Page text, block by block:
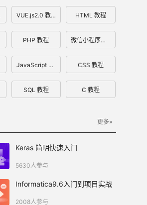
VUE.js2.0 教程 HTML 教程
PHP 教程 微信小程序开发文档
JavaScript 教程 CSS 教程
SQL 教程 C 教程
更多»
Keras 简明快速入门
5630人参与
Informatica9.6入门到项目实战
2008人参与